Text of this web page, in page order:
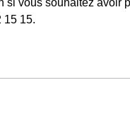
vous souhaitez avoir
15 15.